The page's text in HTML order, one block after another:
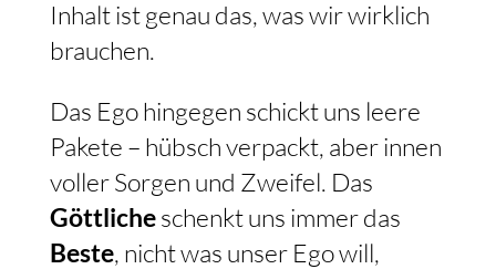
Inhalt ist genau das, was wir wirklich
brauchen.
Das Ego hingegen schickt uns leere
Pakete – hübsch verpackt, aber innen
Göttliche
Beste, nicht was unser Ego will,